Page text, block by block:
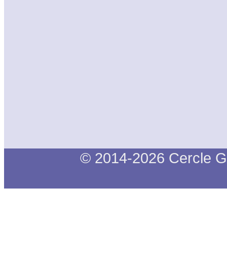
© 2014-2026 Cercle